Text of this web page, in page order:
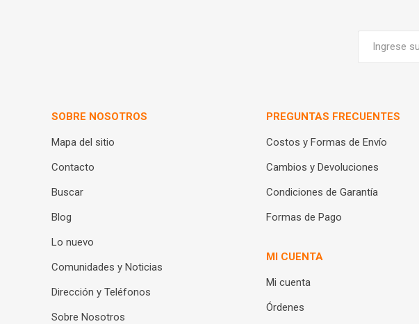
SOBRE NOSOTROS
Mapa del sitio
Contacto
Buscar
Blog
Lo nuevo
Comunidades y Noticias
Dirección y Teléfonos
Sobre Nosotros
PREGUNTAS FRECUENTES
Costos y Formas de Envío
Cambios y Devoluciones
Condiciones de Garantía
Formas de Pago
MI CUENTA
Mi cuenta
Órdenes